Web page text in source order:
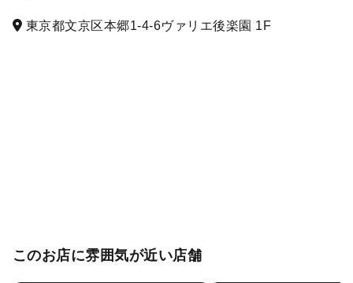
東京都文京区本郷1-4-6ヴァリエ後楽園 1F
このお店に雰囲気が近い店舗